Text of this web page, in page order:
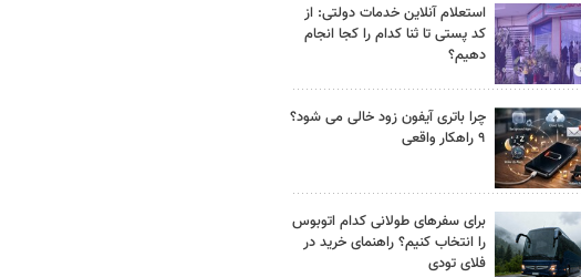
استعلام آنلاین خدمات دولتی: از
کد پستی تا ثنا کدام را کجا انجام
دهیم؟
چرا باتری آیفون زود خالی می شود؟
۹ راهکار واقعی
برای سفرهای طولانی کدام اتوبوس
را انتخاب کنیم؟ راهنمای خرید در
فلای تودی